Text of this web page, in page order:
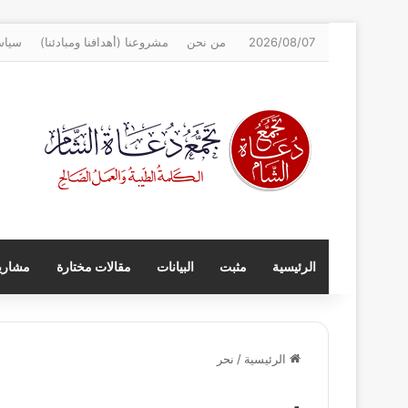
2026/08/07 من نحن مشروعنا (أهدافنا ومبادئنا)
الرئيسية مثبت البيانات مقالات مختارة
الرئيسية / نحر